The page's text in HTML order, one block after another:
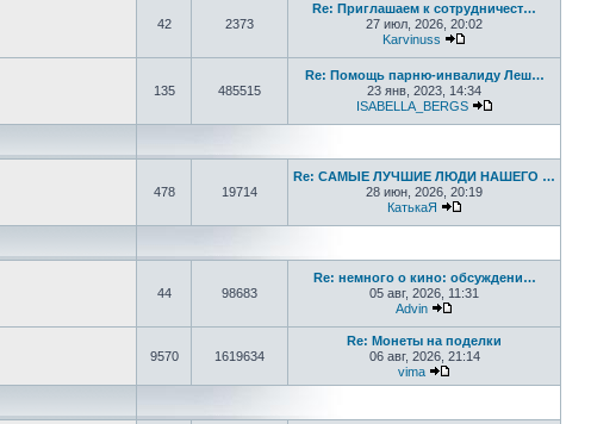
42 2373
Re: Приглашаем к сотрудничест…
27 июл, 2026, 20:02
Karvinuss
135 485515
Re: Помощь парню-инвалиду Леш…
23 янв, 2023, 14:34
ISABELLA_BERGS
478 19714
Re: САМЫЕ ЛУЧШИЕ ЛЮДИ НАШЕГО …
28 июн, 2026, 20:19
КатькаЯ
44 98683
Re: немного о кино: обсуждени…
05 авг, 2026, 11:31
Advin
9570 1619634
Re: Монеты на поделки
06 авг, 2026, 21:14
vima
Перейти к